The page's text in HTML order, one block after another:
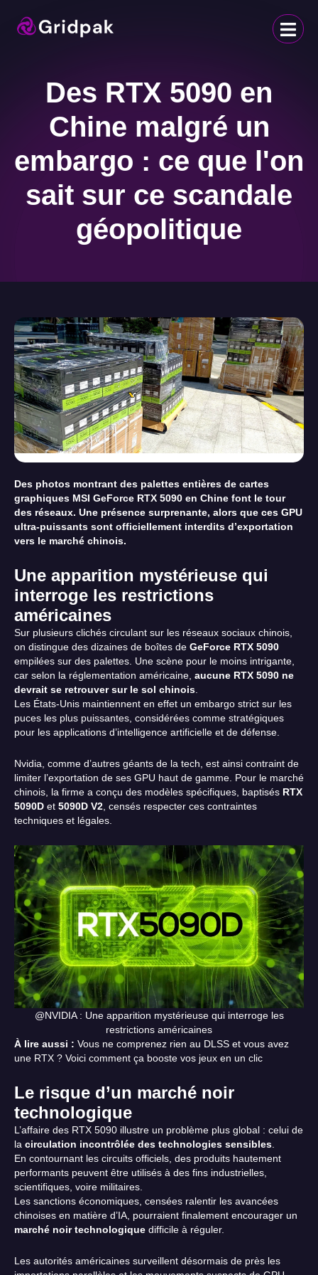
Des RTX 5090 en
Chine malgré un
embargo : ce que l'on
sait sur ce scandale
géopolitique
Des photos montrant des palettes entières de cartes
graphiques MSI GeForce RTX 5090 en Chine font le tour
des réseaux. Une présence surprenante, alors que ces GPU
ultra-puissants sont officiellement interdits d’exportation
vers le marché chinois.
Une apparition mystérieuse qui
interroge les restrictions
américaines
Sur plusieurs clichés circulant sur les réseaux sociaux chinois,
on distingue des dizaines de boîtes de GeForce RTX 5090
empilées sur des palettes. Une scène pour le moins intrigante,
car selon la réglementation américaine, aucune RTX 5090 ne
devrait se retrouver sur le sol chinois
Les États-Unis maintiennent en effet un embargo strict sur les
puces les plus puissantes, considérées comme stratégiques
pour les applications d’intelligence artificielle et de défense.
Nvidia, comme d’autres géants de la tech, est ainsi contraint de
limiter l’exportation de ses GPU haut de gamme. Pour le marché
chinois, la firme a conçu des modèles spécifiques, baptisés RTX
5090D et 5090D V2 , censés respecter ces contraintes
techniques et légales.
@NVIDIA : Une apparition mystérieuse qui interroge les
restrictions américaines
À lire aussi : Vous ne comprenez rien au DLSS et vous avez
une RTX ? Voici comment ça booste vos jeux en un clic
Le risque d’un marché noir
technologique
L’affaire des RTX 5090 illustre un problème plus global : celui de
la circulation incontrôlée des technologies sensibles
En contournant les circuits officiels, des produits hautement
performants peuvent être utilisés à des fins industrielles,
scientifiques, voire militaires.
Les sanctions économiques, censées ralentir les avancées
chinoises en matière d’IA, pourraient finalement encourager un
marché noir technologique difficile à réguler.
Les autorités américaines surveillent désormais de près les